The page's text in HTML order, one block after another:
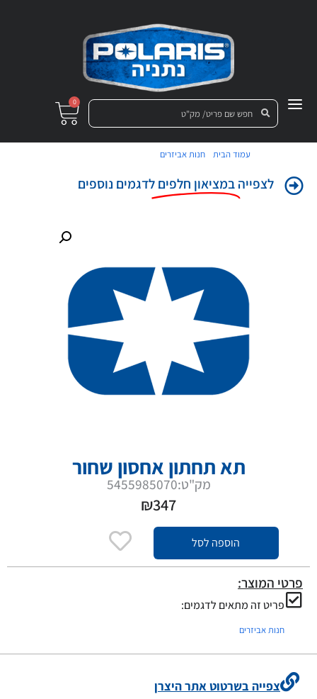
0
עמוד הבית חנות אביזרים
לצפייהבמציאון חלפים לדגמים נוספים
תא תחתון אחסון שחור
מק"ט:5455985070
₪347
הוספה לסל
פרטי המוצר:
פריט זה מתאים לדגמים:
חנות אביזרים
צפייה בשרטוט אתר היצרן